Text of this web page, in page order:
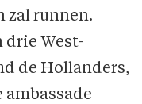
Konings
zal runnen.
drie West-
de Hollanders,